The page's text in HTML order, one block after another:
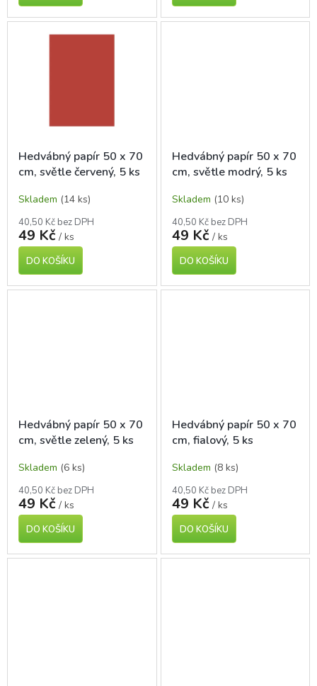
Hedvábný papír 50 x 70
cm, světle červený, 5 ks
Skladem (14 ks)
40,50 Kč bez DPH
49 Kč / ks
DO KOŠÍKU
Hedvábný papír 50 x 70
cm, světle modrý, 5 ks
Skladem (10 ks)
40,50 Kč bez DPH
49 Kč / ks
DO KOŠÍKU
Hedvábný papír 50 x 70
cm, světle zelený, 5 ks
Skladem (6 ks)
40,50 Kč bez DPH
49 Kč / ks
DO KOŠÍKU
Hedvábný papír 50 x 70
cm, fialový, 5 ks
Skladem (8 ks)
40,50 Kč bez DPH
49 Kč / ks
DO KOŠÍKU